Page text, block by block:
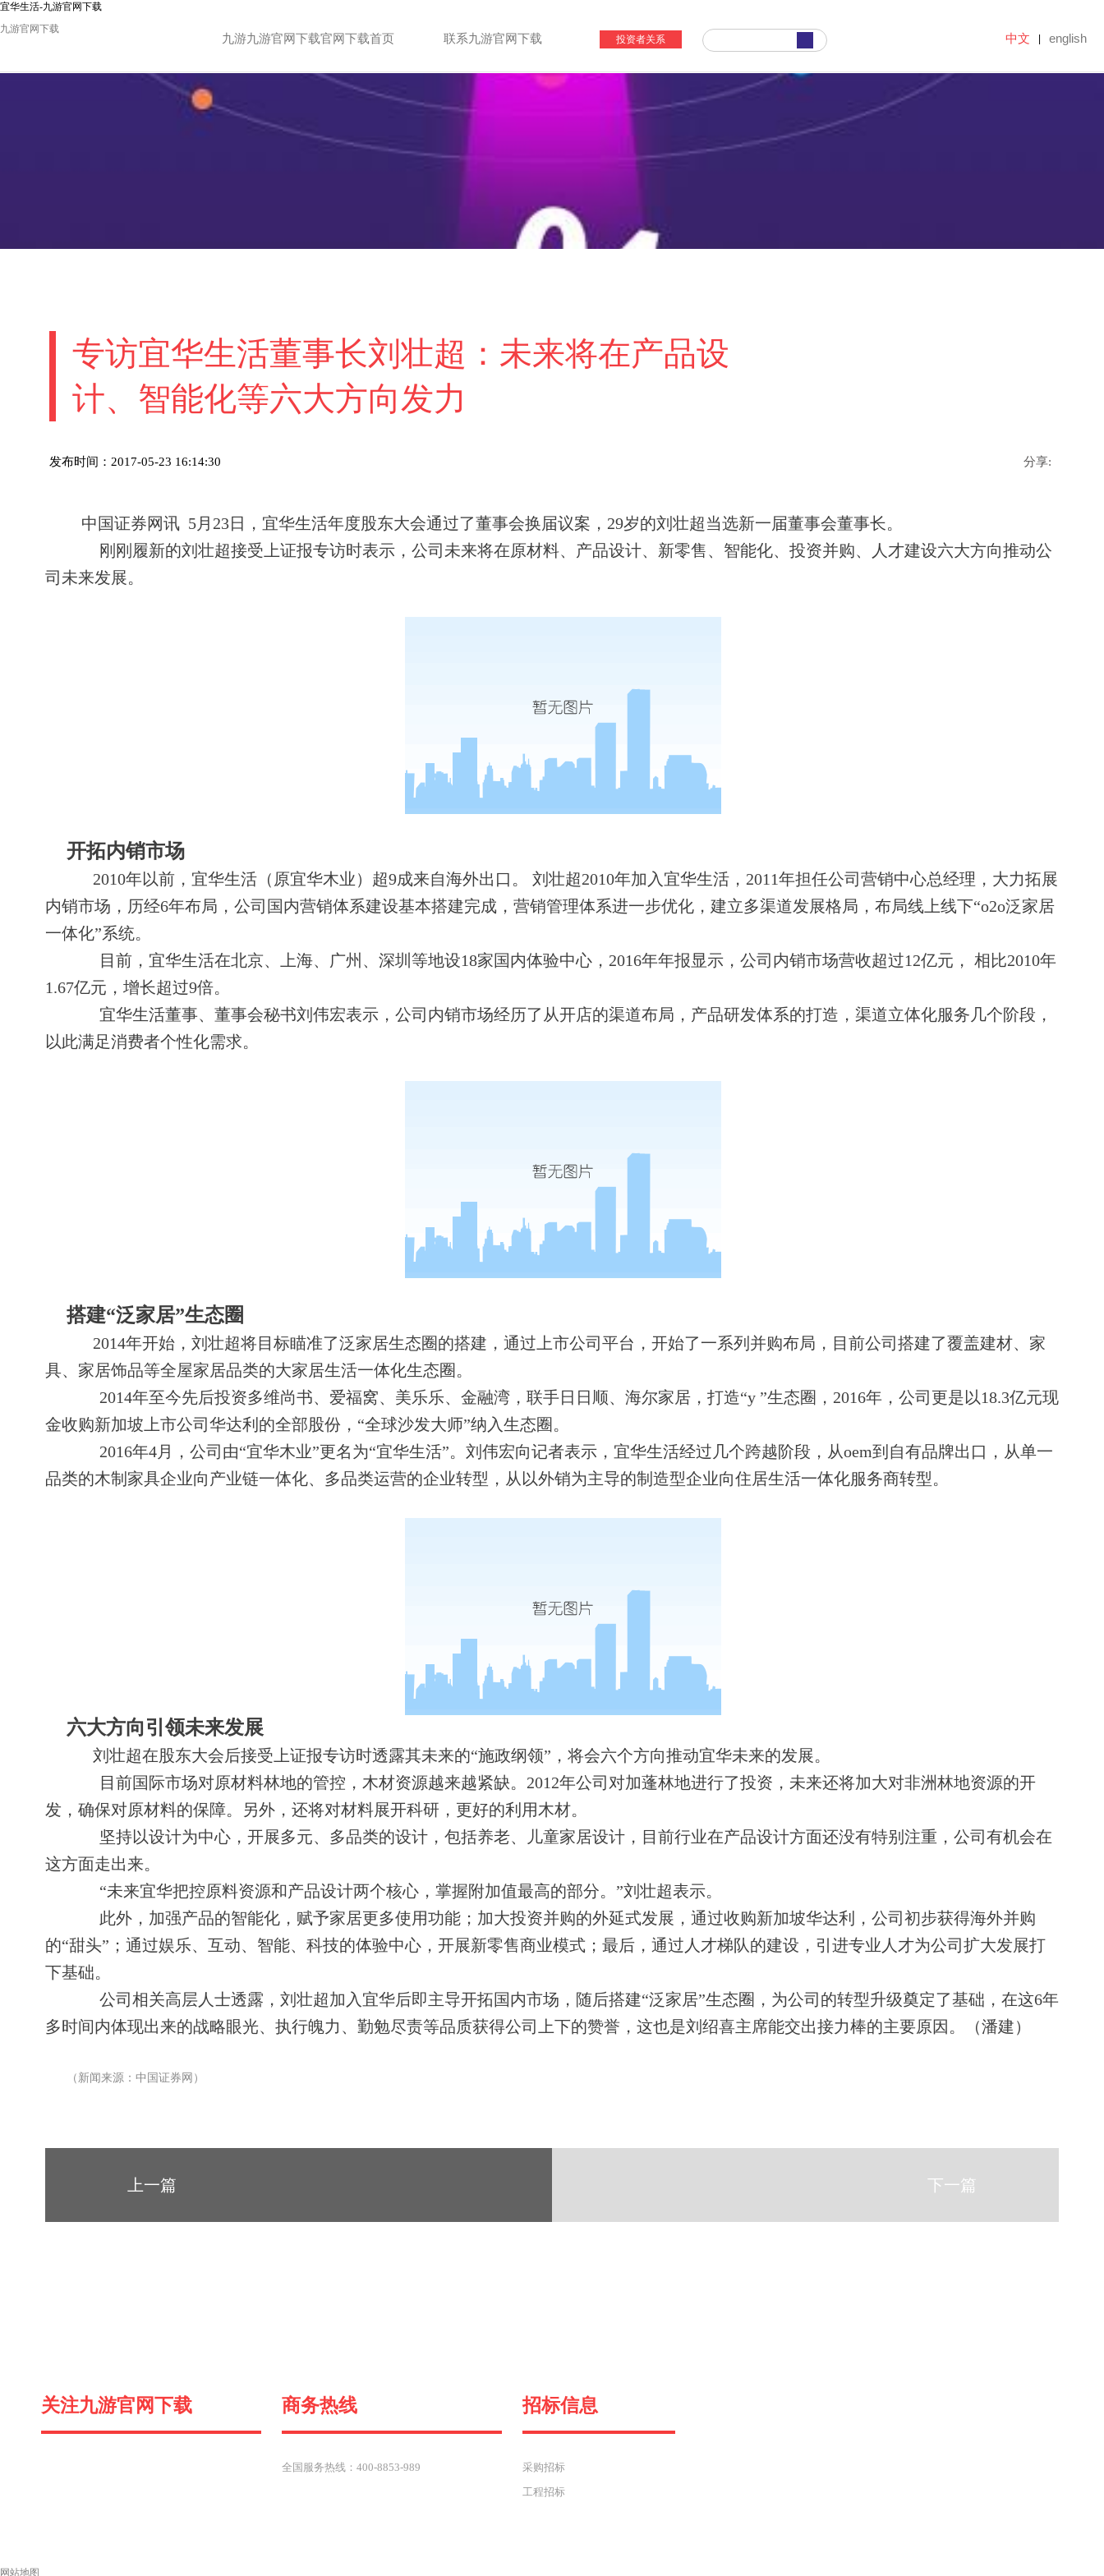
宜华生活-九游官网下载
九游官网下载
九游九游官网下载官网下载首页 联系九游官网下载 投资者关系 中文 english
专访宜华生活董事长刘壮超：未来将在产品设
计、智能化等六大方向发力
发布时间：2017-05-23 16:14:30 分享:
中国证券网讯 5月23日，宜华生活年度股东大会通过了董事会换届议案，29岁的刘壮超当选新一届董事会董事长。
刚刚履新的刘壮超接受上证报专访时表示，公司未来将在原材料、产品设计、新零售、智能化、投资并购、人才建设六大方向推动公
司未来发展。
开拓内销市场
2010年以前，宜华生活（原宜华木业）超9成来自海外出口。 刘壮超2010年加入宜华生活，2011年担任公司营销中心总经理，大力拓展
内销市场，历经6年布局，公司国内营销体系建设基本搭建完成，营销管理体系进一步优化，建立多渠道发展格局，布局线上线下“o2o泛家居
一体化”系统。
目前，宜华生活在北京、上海、广州、深圳等地设18家国内体验中心，2016年年报显示，公司内销市场营收超过12亿元， 相比2010年
1.67亿元，增长超过9倍。
宜华生活董事、董事会秘书刘伟宏表示，公司内销市场经历了从开店的渠道布局，产品研发体系的打造，渠道立体化服务几个阶段，
以此满足消费者个性化需求。
搭建“泛家居”生态圈
2014年开始，刘壮超将目标瞄准了泛家居生态圈的搭建，通过上市公司平台，开始了一系列并购布局，目前公司搭建了覆盖建材、家
具、家居饰品等全屋家居品类的大家居生活一体化生态圈。
2014年至今先后投资多维尚书、爱福窝、美乐乐、金融湾，联手日日顺、海尔家居，打造“y ”生态圈，2016年，公司更是以18.3亿元现
金收购新加坡上市公司华达利的全部股份，“全球沙发大师”纳入生态圈。
2016年4月，公司由“宜华木业”更名为“宜华生活”。刘伟宏向记者表示，宜华生活经过几个跨越阶段，从oem到自有品牌出口，从单一
品类的木制家具企业向产业链一体化、多品类运营的企业转型，从以外销为主导的制造型企业向住居生活一体化服务商转型。
六大方向引领未来发展
刘壮超在股东大会后接受上证报专访时透露其未来的“施政纲领”，将会六个方向推动宜华未来的发展。
目前国际市场对原材料林地的管控，木材资源越来越紧缺。2012年公司对加蓬林地进行了投资，未来还将加大对非洲林地资源的开
发，确保对原材料的保障。另外，还将对材料展开科研，更好的利用木材。
坚持以设计为中心，开展多元、多品类的设计，包括养老、儿童家居设计，目前行业在产品设计方面还没有特别注重，公司有机会在
这方面走出来。
“未来宜华把控原料资源和产品设计两个核心，掌握附加值最高的部分。”刘壮超表示。
此外，加强产品的智能化，赋予家居更多使用功能；加大投资并购的外延式发展，通过收购新加坡华达利，公司初步获得海外并购
的“甜头”；通过娱乐、互动、智能、科技的体验中心，开展新零售商业模式；最后，通过人才梯队的建设，引进专业人才为公司扩大发展打
下基础。
公司相关高层人士透露，刘壮超加入宜华后即主导开拓国内市场，随后搭建“泛家居”生态圈，为公司的转型升级奠定了基础，在这6年
多时间内体现出来的战略眼光、执行魄力、勤勉尽责等品质获得公司上下的赞誉，这也是刘绍喜主席能交出接力棒的主要原因。（潘建）
（新闻来源：中国证券网）
上一篇 下一篇
关注九游官网下载 商务热线
全国服务热线：400-8853-989
招标信息
采购招标
工程招标
网站地图